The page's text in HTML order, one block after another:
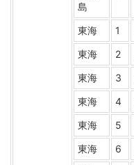
島
東海 1
東海
2
東海
3
東海
4
東海
5
東海
6